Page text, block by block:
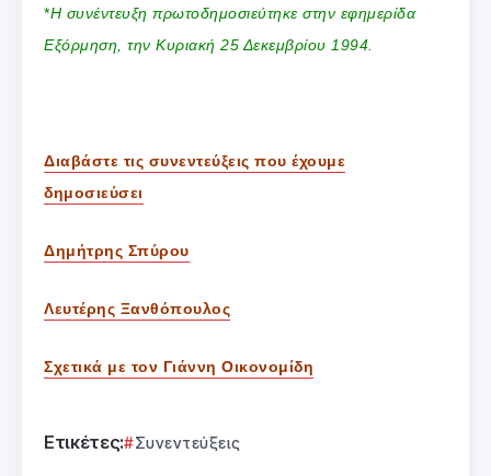
*Η συνέντευξη πρωτοδημοσιεύτηκε στην εφημερίδα
Εξόρμηση, την Κυριακή 25 Δεκεμβρίου 1994.
Διαβάστε τις συνεντεύξεις που έχουμε
δημοσιεύσει
Δημήτρης Σπύρου
Λευτέρης Ξανθόπουλος
Σχετικά με τον Γιάννη Οικονομίδη
Ετικέτες: Συνεντεύξεις